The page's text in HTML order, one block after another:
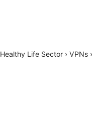
Healthy Life Sector › VPNs ›